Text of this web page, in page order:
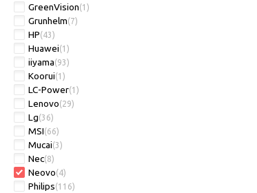
GreenVision(1)
Grunhelm(7)
HP(43)
Huawei(1)
iiyama(93)
Koorui(1)
LC-Power(1)
Lenovo(29)
Lg(36)
MSI(66)
Mucai(3)
Nec(8)
Neovo(4)
Philips(116)